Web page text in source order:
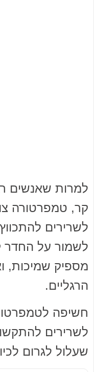
למרות שאנשים
קר, טמפרטורה
לשרירים
לשמור על החדר
מספיק שמיכות,
הרגליים.
חשיפה
לשרירים
שעלול לגרום